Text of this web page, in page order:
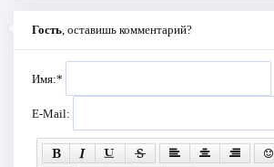
Гость, оставишь комментарий?
Имя:*
E-Mail: